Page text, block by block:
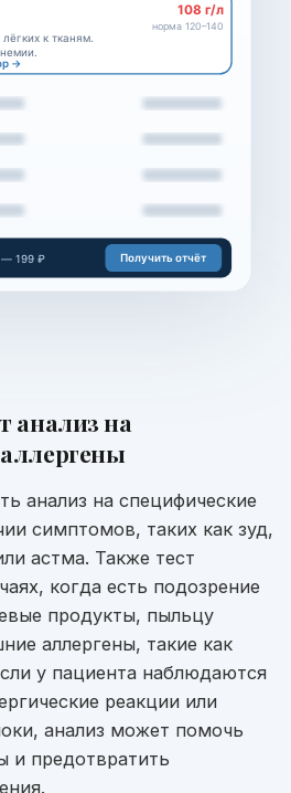
108 г/л
норма 120–140
к тканям.
→
— 199 ₽ Получить отчёт
анализ на
анализ на специфические
симптомов, таких как зуд,
астма. Также тест
когда есть подозрение
продукты, пыльцу
аллергены, такие как
у пациента наблюдаются
реакции или
анализ может помочь
и предотвратить